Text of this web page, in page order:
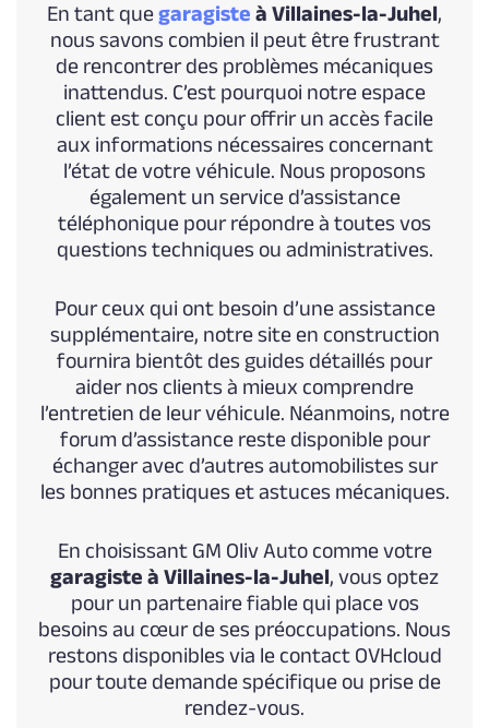
En tant quegaragiste à Villaines-la-Juhel,
nous savons combien il peut être frustrant
de rencontrer des problèmes mécaniques
inattendus. C’est pourquoi notre espace
client est conçu pour offrir un accès facile
aux informations nécessaires concernant
l’état de votre véhicule. Nous proposons
également un service d’assistance
téléphonique pour répondre à toutes vos
questions techniques ou administratives.
Pour ceux qui ont besoin d’une assistance
supplémentaire, notre site en construction
fournira bientôt des guides détaillés pour
aider nos clients à mieux comprendre
l’entretien de leur véhicule. Néanmoins, notre
forum d’assistance reste disponible pour
échanger avec d’autres automobilistes sur
les bonnes pratiques et astuces mécaniques.
En choisissant GM Oliv Auto comme votre
garagiste à Villaines-la-Juhel, vous optez
pour un partenaire fiable qui place vos
besoins au cœur de ses préoccupations. Nous
restons disponibles via le contact OVHcloud
pour toute demande spécifique ou prise de
rendez-vous.